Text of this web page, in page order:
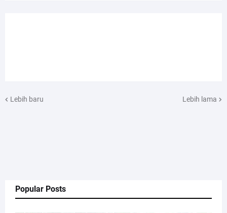
Popular Posts
Lebih baru Lebih lama